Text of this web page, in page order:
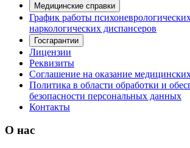
Медицинские справки
График работы
наркологических диспансеров
Госгарантии
Лицензии
Реквизиты
Соглашение на оказание
Политика в области обработки и
безопасности персональных данных
Контакты
О нас